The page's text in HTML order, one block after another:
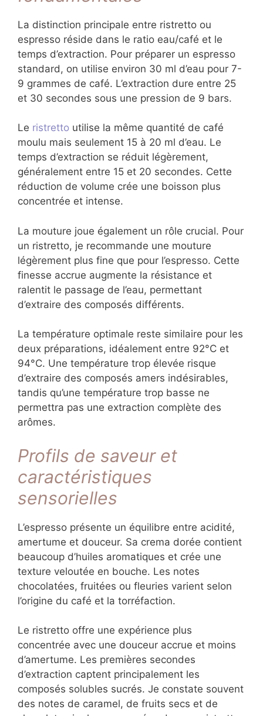
La distinction principale entre ristretto ou
espresso réside dans le ratio eau/café et le
temps d’extraction. Pour préparer un espresso
standard, on utilise environ 30 ml d’eau pour 7-
9 grammes de café. L’extraction dure entre 25
et 30 secondes sous une pression de 9 bars.
Le ristretto utilise la même quantité de café
moulu mais seulement 15 à 20 ml d’eau. Le
temps d’extraction se réduit légèrement,
généralement entre 15 et 20 secondes. Cette
réduction de volume crée une boisson plus
concentrée et intense.
La mouture joue également un rôle crucial. Pour
un ristretto, je recommande une mouture
légèrement plus fine que pour l’espresso. Cette
finesse accrue augmente la résistance et
ralentit le passage de l’eau, permettant
d’extraire des composés différents.
La température optimale reste similaire pour les
deux préparations, idéalement entre 92°C et
94°C. Une température trop élevée risque
d’extraire des composés amers indésirables,
tandis qu’une température trop basse ne
permettra pas une extraction complète des
arômes.
Profils de saveur et
caractéristiques
sensorielles
L’espresso présente un équilibre entre acidité,
amertume et douceur. Sa crema dorée contient
beaucoup d’huiles aromatiques et crée une
texture veloutée en bouche. Les notes
chocolatées, fruitées ou fleuries varient selon
l’origine du café et la torréfaction.
Le ristretto offre une expérience plus
concentrée avec une douceur accrue et moins
d’amertume. Les premières secondes
d’extraction captent principalement les
composés solubles sucrés. Je constate souvent
des notes de caramel, de fruits secs et de